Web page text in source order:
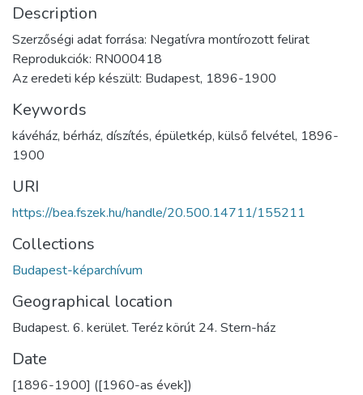
Description
Szerzőségi adat forrása: Negatívra montírozott felirat
Reprodukciók: RN000418
Az eredeti kép készült: Budapest, 1896-1900
Keywords
kávéház, bérház, díszítés, épületkép, külső felvétel, 1896-
1900
URI
https://bea.fszek.hu/handle/20.500.14711/155211
Collections
Budapest-képarchívum
Geographical location
Budapest. 6. kerület. Teréz körút 24. Stern-ház
Date
[1896-1900] ([1960-as évek])